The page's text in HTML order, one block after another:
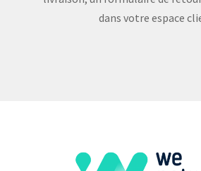
dans votre espace